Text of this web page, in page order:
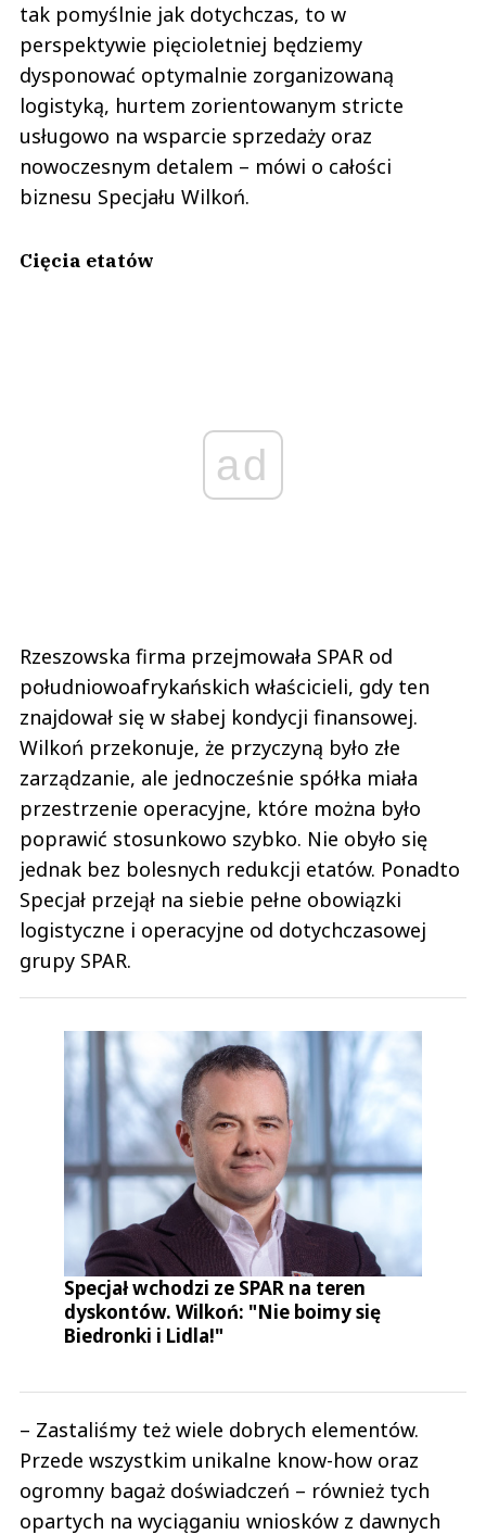
tak pomyślnie jak dotychczas, to w
perspektywie pięcioletniej będziemy
dysponować optymalnie zorganizowaną
logistyką, hurtem zorientowanym stricte
usługowo na wsparcie sprzedaży oraz
nowoczesnym detalem – mówi o całości
biznesu Specjału Wilkoń.
Cięcia etatów
ad
Rzeszowska firma przejmowała SPAR od
południowoafrykańskich właścicieli, gdy ten
znajdował się w słabej kondycji finansowej.
Wilkoń przekonuje, że przyczyną było złe
zarządzanie, ale jednocześnie spółka miała
przestrzenie operacyjne, które można było
poprawić stosunkowo szybko. Nie obyło się
jednak bez bolesnych redukcji etatów. Ponadto
Specjał przejął na siebie pełne obowiązki
logistyczne i operacyjne od dotychczasowej
grupy SPAR.
Specjał wchodzi ze SPAR na teren
dyskontów. Wilkoń: "Nie boimy się
Biedronki i Lidla!"
– Zastaliśmy też wiele dobrych elementów.
Przede wszystkim unikalne know-how oraz
ogromny bagaż doświadczeń – również tych
opartych na wyciąganiu wniosków z dawnych